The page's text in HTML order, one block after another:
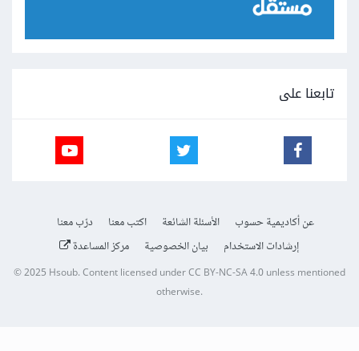
تابعنا على
عن أكاديمية حسوب الأسئلة الشائعة اكتب معنا
درّب معنا
إرشادات الاستخدام
بيان الخصوصية مركز المساعدة
© 2025Hsoub.Content licensed underCC BY-NC-SA 4.0unless mentioned
otherwise.